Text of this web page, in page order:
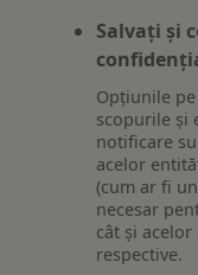
Salvați și
Opțiunile
scopurile și
notificare
acelor
(cum ar fi
necesar
cât și
respective.